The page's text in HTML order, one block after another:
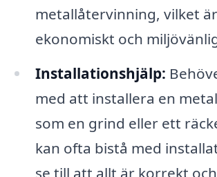
metallåtervinning, vilket
ekonomiskt och
Installationshjälp:
med att installera en
som en grind eller ett
kan ofta bistå med
se till att allt är korrekt